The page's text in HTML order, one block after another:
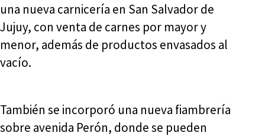
una nueva carnicería en San Salvador de
Jujuy, con venta de carnes por mayor y
menor, además de productos envasados al
vacío.
También se incorporó una nueva fiambrería
sobre avenida Perón, donde se pueden